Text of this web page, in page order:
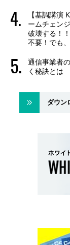
【基調講演
ームチェン
破壊する！
不要！でも
通信事業者
く秘訣とは
ダウン